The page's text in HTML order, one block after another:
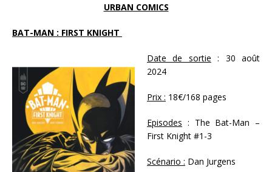
URBAN COMICS
BAT-MAN : FIRST KNIGHT
Date de sortie : 30 août
2024
Prix : 18€/168 pages
Episodes : The Bat-Man –
First Knight #1-3
Scénario : Dan Jurgens